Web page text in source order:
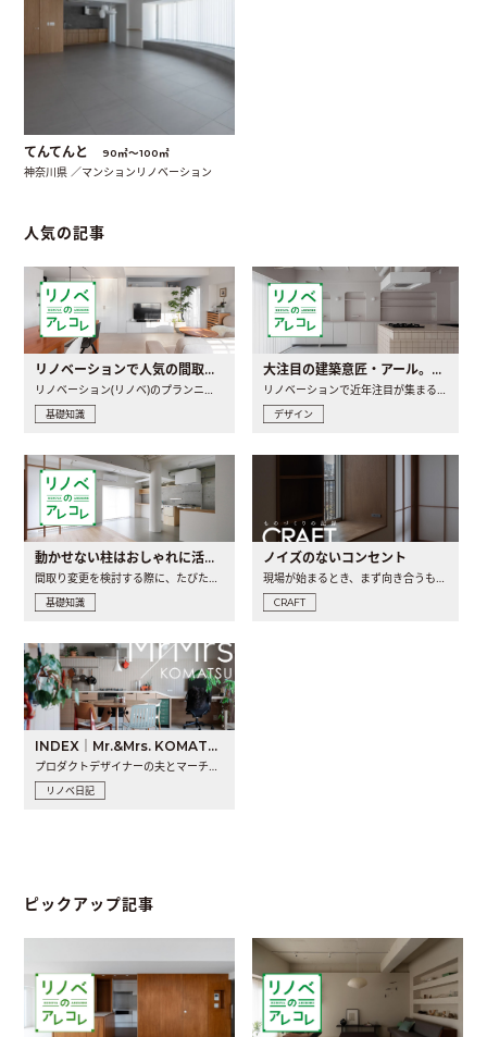
てんてんと 90㎡〜100㎡
神奈川県 ／マンションリノベーション
人気の記事
リノベーションで人気の間取りとは？トレンドの間取りと実例を徹底解説
リノベーション(リノベ)のプランニングで一番最初に決めるのは..
基礎知識
大注目の建築意匠・アール。人気の理由と空間に取り入れるポイント
リノベーションで近年注目が集まる建築意匠の一つであるアール..
デザイン
動かせない柱はおしゃれに活用！柱を魅せるリノベーション(リノベ)4選
間取り変更を検討する際に、たびたび皆さんの頭を悩ませる動か..
基礎知識
ノイズのないコンセント
現場が始まるとき、まず向き合うものの一つがコンセントです..
CRAFT
INDEX｜Mr.&Mrs. KOMATSU renovation diary
プロダクトデザイナーの夫とマーチャンダイザーの妻が、夫婦で..
リノベ日記
ピックアップ記事